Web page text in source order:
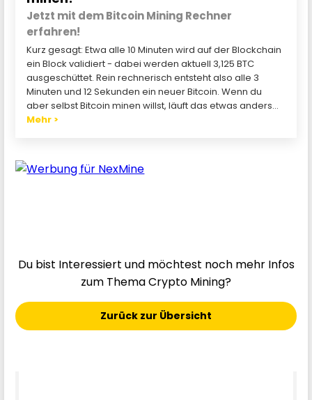
Jetzt mit dem Bitcoin Mining Rechner
erfahren!
Kurz gesagt: Etwa alle 10 Minuten wird auf der Blockchain
ein Block validiert - dabei werden aktuell 3,125 BTC
ausgeschüttet. Rein rechnerisch entsteht also alle 3
Minuten und 12 Sekunden ein neuer Bitcoin. Wenn du
aber selbst Bitcoin minen willst, läuft das etwas anders...
Mehr >
Du bist Interessiert und möchtest noch mehr Infos
zum Thema Crypto Mining?
Zurück zur Übersicht